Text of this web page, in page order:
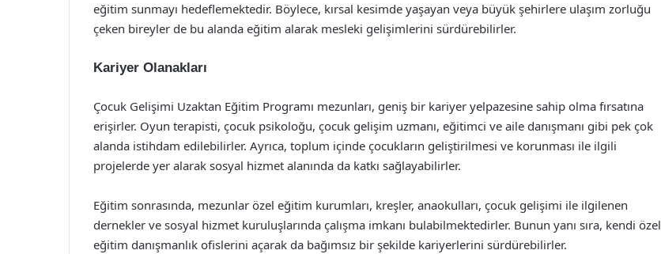
eğitim sunmayı hedeflemektedir. Böylece, kırsal kesimde yaşayan veya büyük şehirlere ulaşım zorluğu
çeken bireyler de bu alanda eğitim alarak mesleki gelişimlerini sürdürebilirler.
Kariyer Olanakları
Çocuk Gelişimi Uzaktan Eğitim Programı mezunları, geniş bir kariyer yelpazesine sahip olma fırsatına
erişirler. Oyun terapisti, çocuk psikoloğu, çocuk gelişim uzmanı, eğitimci ve aile danışmanı gibi pek çok
alanda istihdam edilebilirler. Ayrıca, toplum içinde çocukların geliştirilmesi ve korunması ile ilgili
projelerde yer alarak sosyal hizmet alanında da katkı sağlayabilirler.
Eğitim sonrasında, mezunlar özel eğitim kurumları, kreşler, anaokulları, çocuk gelişimi ile ilgilenen
dernekler ve sosyal hizmet kuruluşlarında çalışma imkanı bulabilmektedirler. Bunun yanı sıra, kendi özel
eğitim danışmanlık ofislerini açarak da bağımsız bir şekilde kariyerlerini sürdürebilirler.